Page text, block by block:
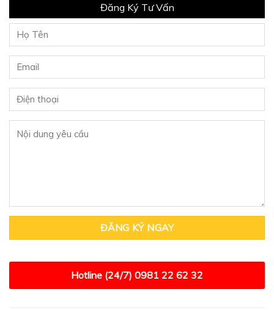
Đăng Ký Tư Vấn
Hotline (24/7) 0981 22 62 32